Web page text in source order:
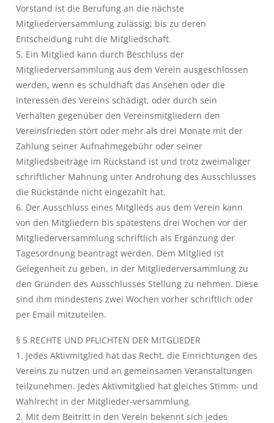
Vorstand ist die Berufung an die nächste
Mitgliederversammlung zulässig; bis zu deren
Entscheidung ruht die Mitgliedschaft.
5. Ein Mitglied kann durch Beschluss der
Mitgliederversammlung aus dem Verein ausgeschlossen
werden, wenn es schuldhaft das Ansehen oder die
Interessen des Vereins schädigt, oder durch sein
Verhalten gegenüber den Vereinsmitgliedern den
Vereinsfrieden stört oder mehr als drei Monate mit der
Zahlung seiner Aufnahmegebühr oder seiner
Mitgliedsbeiträge im Rückstand ist und trotz zweimaliger
schriftlicher Mahnung unter Androhung des Ausschlusses
die Rückstände nicht eingezahlt hat.
6. Der Ausschluss eines Mitglieds aus dem Verein kann
von den Mitgliedern bis spätestens drei Wochen vor der
Mitgliederversammlung schriftlich als Ergänzung der
Tagesordnung beantragt werden. Dem Mitglied ist
Gelegenheit zu geben, in der Mitgliederversammlung zu
den Gründen des Ausschlusses Stellung zu nehmen. Diese
sind ihm mindestens zwei Wochen vorher schriftlich oder
per Email mitzuteilen.
§ 5 RECHTE UND PFLICHTEN DER MITGLIEDER
1. Jedes Aktivmitglied hat das Recht, die Einrichtungen des
Vereins zu nutzen und an gemeinsamen Veranstaltungen
teilzunehmen. Jedes Aktivmitglied hat gleiches Stimm- und
Wahlrecht in der Mitglieder-versammlung.
2. Mit dem Beitritt in den Verein bekennt sich jedes